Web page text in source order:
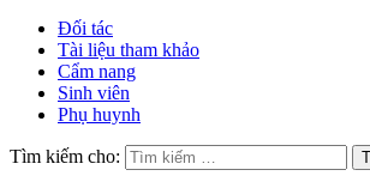
Đối tác
Tài liệu tham khảo
Cẩm nang
Sinh viên
Phụ huynh
Tìm kiếm cho: